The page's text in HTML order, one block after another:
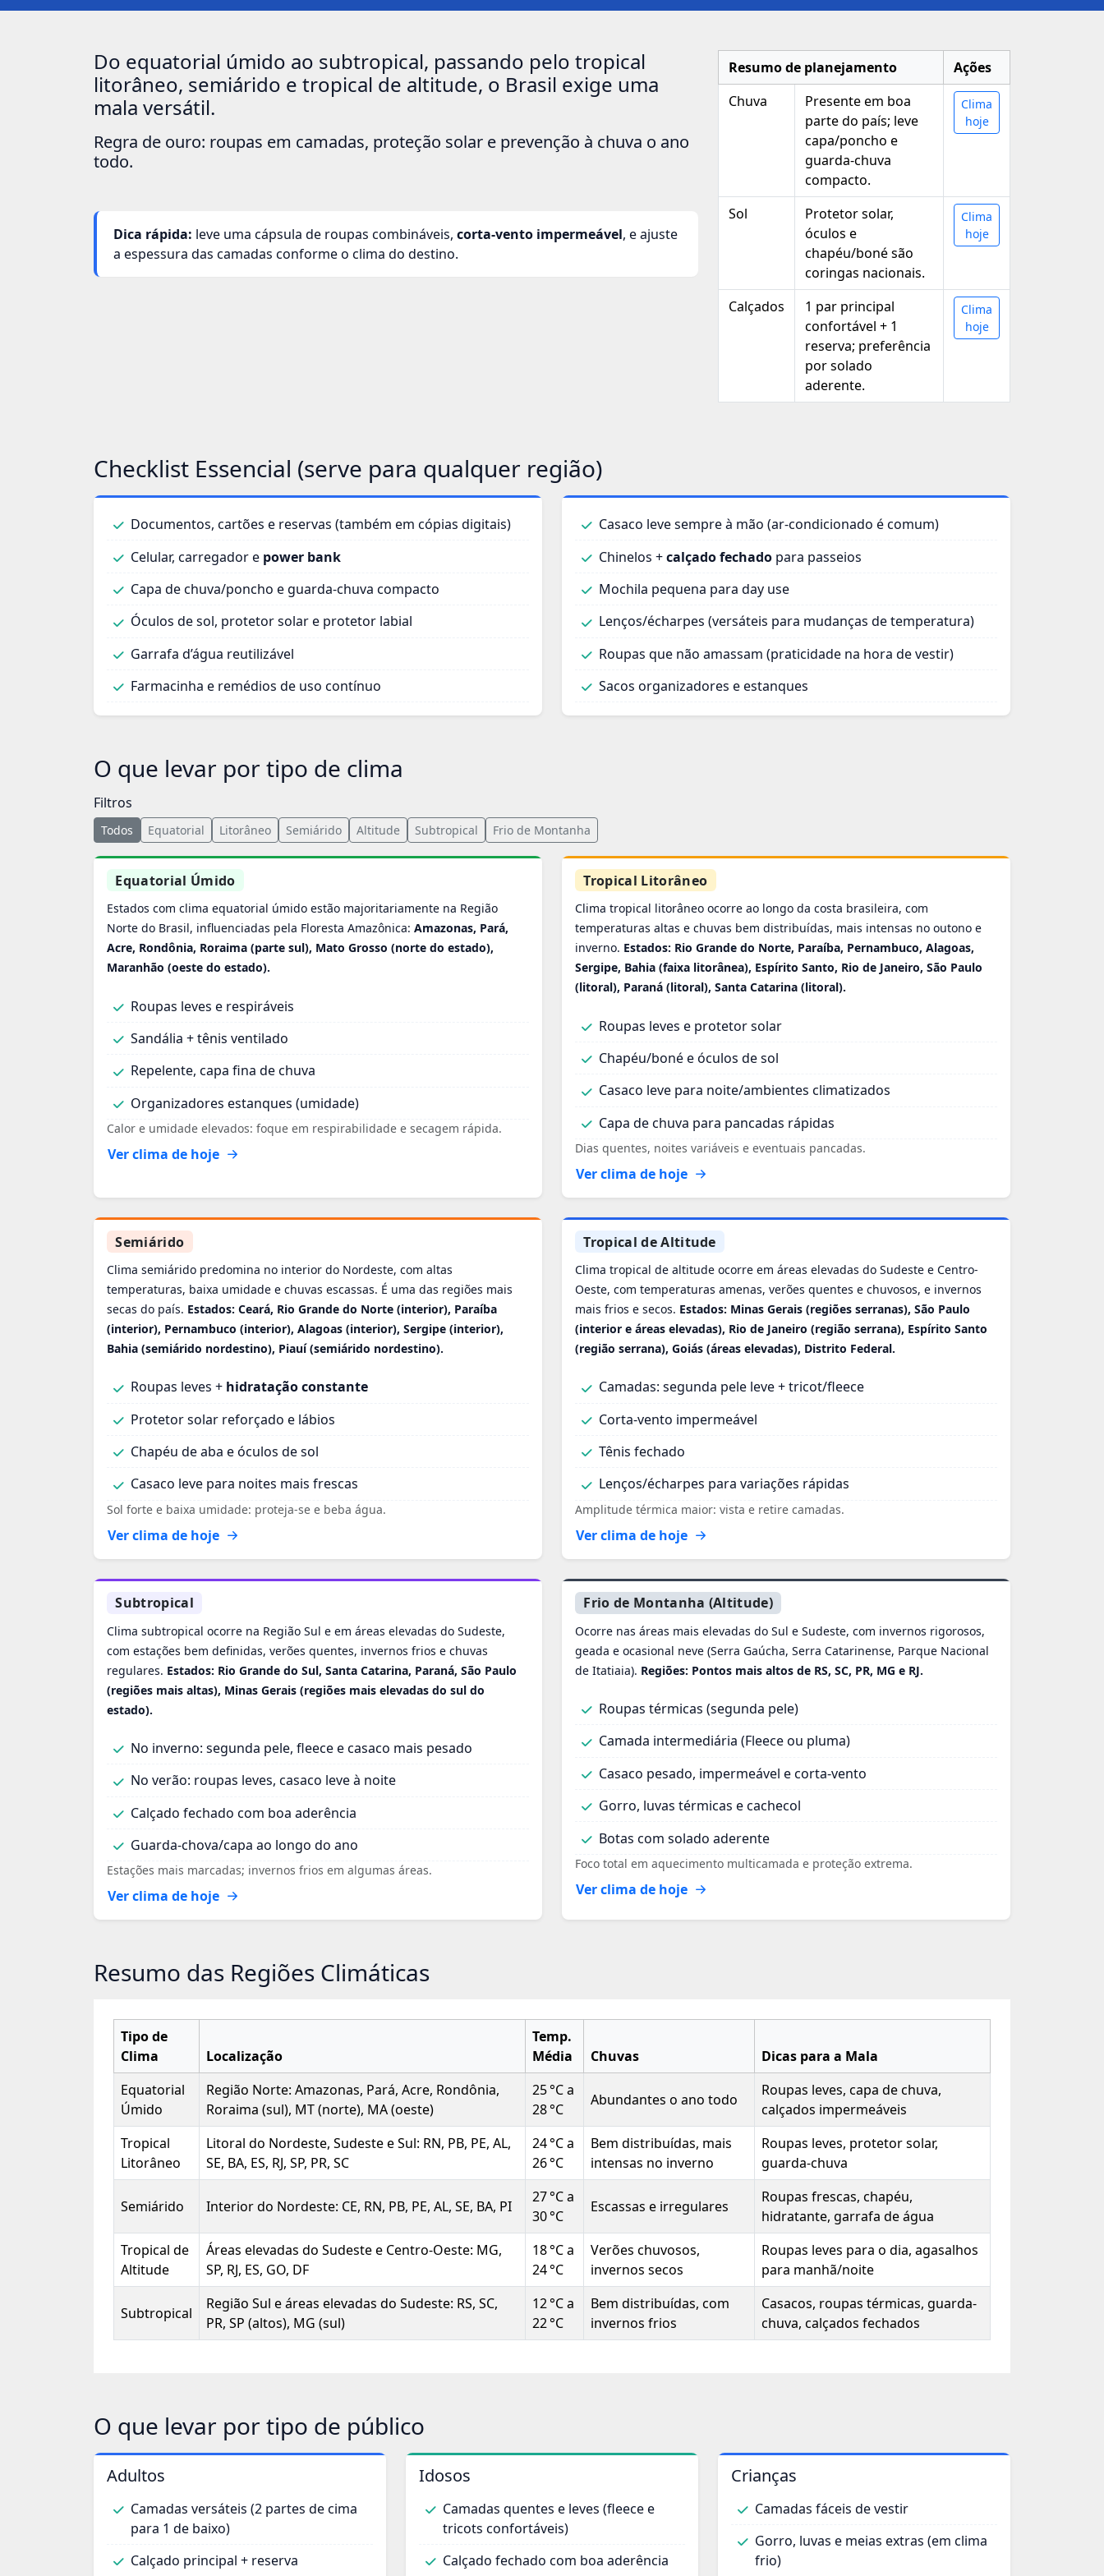
Do equatorial úmido ao subtropical, passando pelo tropical
litorâneo, semiárido e tropical de altitude, o Brasil exige uma
mala versátil.
Regra de ouro: roupas em camadas, proteção solar e prevenção à chuva o ano
todo.
Dica rápida: leve uma cápsula de roupas combináveis, corta-vento impermeável, e ajuste
a espessura das camadas conforme o clima do destino.
Resumo de planejamento
Ações
Chuva
Presente em boa
parte do país; leve
capa/poncho e
guarda‑chuva
compacto.
Clima
hoje
Sol
Protetor solar,
óculos e
chapéu/boné são
coringas nacionais.
Clima
hoje
Calçados
1 par principal
confortável + 1
reserva; preferência
por solado
aderente.
Clima
hoje
Checklist Essencial (serve para qualquer região)
Documentos, cartões e reservas (também em cópias digitais)
Celular, carregador e power bank
Capa de chuva/poncho e guarda‑chuva compacto
Óculos de sol, protetor solar e protetor labial
Garrafa d’água reutilizável
Farmacinha e remédios de uso contínuo
Casaco leve sempre à mão (ar‑condicionado é comum)
Chinelos +calçado fechadopara passeios
Mochila pequena para day use
Lenços/écharpes (versáteis para mudanças de temperatura)
Roupas que não amassam (praticidade na hora de vestir)
Sacos organizadores e estanques
O que levar por tipo de clima
Filtros
Todos Equatorial Litorâneo Semiárido Altitude Subtropical Frio de Montanha
Equatorial Úmido
Estados com clima equatorial úmido estão majoritariamente na Região
Norte do Brasil, influenciadas pela Floresta Amazônica: Amazonas, Pará,
Acre, Rondônia, Roraima (parte sul), Mato Grosso (norte do estado),
Maranhão (oeste do estado).
Roupas leves e respiráveis
Sandália + tênis ventilado
Repelente, capa fina de chuva
Organizadores estanques (umidade)
Calor e umidade elevados: foque em respirabilidade e secagem rápida.
Ver clima de hoje
Tropical Litorâneo
Clima tropical litorâneo ocorre ao longo da costa brasileira, com
temperaturas altas e chuvas bem distribuídas, mais intensas no outono e
inverno. Estados: Rio Grande do Norte, Paraíba, Pernambuco, Alagoas,
Sergipe, Bahia (faixa litorânea), Espírito Santo, Rio de Janeiro, São Paulo
(litoral), Paraná (litoral), Santa Catarina (litoral).
Roupas leves e protetor solar
Chapéu/boné e óculos de sol
Casaco leve para noite/ambientes climatizados
Capa de chuva para pancadas rápidas
Dias quentes, noites variáveis e eventuais pancadas.
Ver clima de hoje
Semiárido
Clima semiárido predomina no interior do Nordeste, com altas
temperaturas, baixa umidade e chuvas escassas. É uma das regiões mais
secas do país. Estados: Ceará, Rio Grande do Norte (interior), Paraíba
(interior), Pernambuco (interior), Alagoas (interior), Sergipe (interior),
Bahia (semiárido nordestino), Piauí (semiárido nordestino).
Roupas leves + hidratação constante
Protetor solar reforçado e lábios
Chapéu de aba e óculos de sol
Casaco leve para noites mais frescas
Sol forte e baixa umidade: proteja‑se e beba água.
Ver clima de hoje
Tropical de Altitude
Clima tropical de altitude ocorre em áreas elevadas do Sudeste e Centro-
Oeste, com temperaturas amenas, verões quentes e chuvosos, e invernos
mais frios e secos. Estados: Minas Gerais (regiões serranas), São Paulo
(interior e áreas elevadas), Rio de Janeiro (região serrana), Espírito Santo
(região serrana), Goiás (áreas elevadas), Distrito Federal.
Camadas: segunda pele leve + tricot/fleece
Corta‑vento impermeável
Tênis fechado
Lenços/écharpes para variações rápidas
Amplitude térmica maior: vista e retire camadas.
Ver clima de hoje
Subtropical
Clima subtropical ocorre na Região Sul e em áreas elevadas do Sudeste,
com estações bem definidas, verões quentes, invernos frios e chuvas
regulares. Estados: Rio Grande do Sul, Santa Catarina, Paraná, São Paulo
(regiões mais altas), Minas Gerais (regiões mais elevadas do sul do
estado).
No inverno: segunda pele, fleece e casaco mais pesado
No verão: roupas leves, casaco leve à noite
Calçado fechado com boa aderência
Guarda‑chova/capa ao longo do ano
Estações mais marcadas; invernos frios em algumas áreas.
Ver clima de hoje
Frio de Montanha (Altitude)
Ocorre nas áreas mais elevadas do Sul e Sudeste, com invernos rigorosos,
geada e ocasional neve (Serra Gaúcha, Serra Catarinense, Parque Nacional
de Itatiaia). Regiões: Pontos mais altos de RS, SC, PR, MG e RJ.
Roupas térmicas (segunda pele)
Camada intermediária (Fleece ou pluma)
Casaco pesado, impermeável e corta‑vento
Gorro, luvas térmicas e cachecol
Botas com solado aderente
Foco total em aquecimento multicamada e proteção extrema.
Ver clima de hoje
Resumo das Regiões Climáticas
Tipo de
Clima
Localização
Temp.
Média
Chuvas
Dicas para a Mala
Equatorial
Úmido
Região Norte: Amazonas, Pará, Acre, Rondônia,
Roraima (sul), MT (norte), MA (oeste)
25 °C a
28 °C
Abundantes o ano todo
Roupas leves, capa de chuva,
calçados impermeáveis
Tropical
Litorâneo
Litoral do Nordeste, Sudeste e Sul: RN, PB, PE, AL,
SE, BA, ES, RJ, SP, PR, SC
24 °C a
26 °C
Bem distribuídas, mais
intensas no inverno
Roupas leves, protetor solar,
guarda-chuva
Semiárido Interior do Nordeste: CE, RN, PB, PE, AL, SE, BA, PI
27 °C a
30 °C
Escassas e irregulares
Roupas frescas, chapéu,
hidratante, garrafa de água
Tropical de
Altitude
Áreas elevadas do Sudeste e Centro-Oeste: MG,
SP, RJ, ES, GO, DF
18 °C a
24 °C
Verões chuvosos,
invernos secos
Roupas leves para o dia, agasalhos
para manhã/noite
Subtropical
Região Sul e áreas elevadas do Sudeste: RS, SC,
PR, SP (altos), MG (sul)
12 °C a
22 °C
Bem distribuídas, com
invernos frios
Casacos, roupas térmicas, guarda-
chuva, calçados fechados
O que levar por tipo de público
Adultos
Camadas versáteis (2 partes de cima
para 1 de baixo)
Calçado principal + reserva
Idosos
Camadas quentes e leves (fleece e
tricots confortáveis)
Calçado fechado com boa aderência
Crianças
Camadas fáceis de vestir
Gorro, luvas e meias extras (em clima
frio)